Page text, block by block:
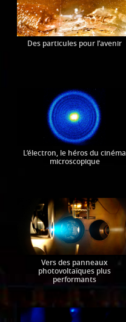
Des particules pour l’avenir
L’électron, le héros du cinéma
microscopique
Vers des panneaux
photovoltaïques plus
performants